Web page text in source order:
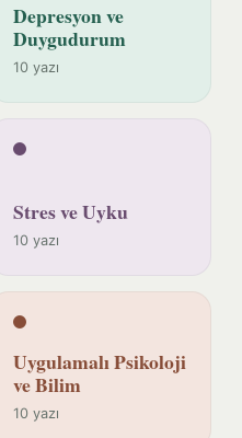
Depresyon ve
Duygudurum
10 yazı
Stres ve Uyku
10 yazı
Uygulamalı Psikoloji
ve Bilim
10 yazı